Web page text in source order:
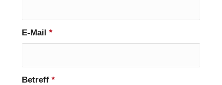
E-Mail *
Betreff *